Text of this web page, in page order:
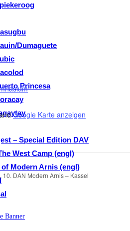
Dumaguete
Princesa
– Special Edition DAV
West Camp (engl)
of Modern Arnis (engl)
Google Karte anzeigen
10. DAN Modern Arnis – Kassel
Banner